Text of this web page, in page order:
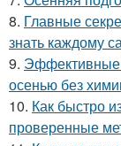
8. Главные
знать каждому
9. Эффективные
осенью без
10. Как быстро
проверенные